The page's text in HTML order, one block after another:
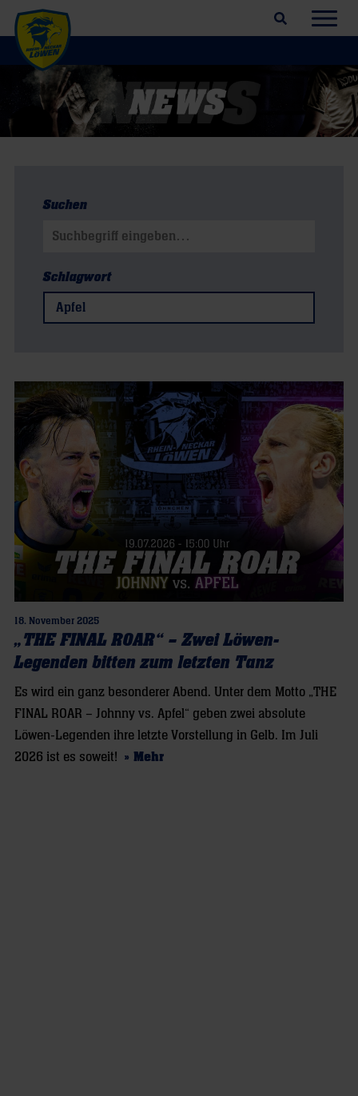
Suchfeld öffnen
Suchen
Suchen nach:
Schlagwort
Apfel
18. November 2025
„THE FINAL ROAR“ – Zwei Löwen-
Legenden bitten zum letzten Tanz
Es wird ein ganz besonderer Abend. Unter dem Motto „THE
FINAL ROAR – Johnny vs. Apfel“ geben zwei absolute
Löwen-Legenden ihre letzte Vorstellung in Gelb. Im Juli
2026 ist es soweit! » Mehr